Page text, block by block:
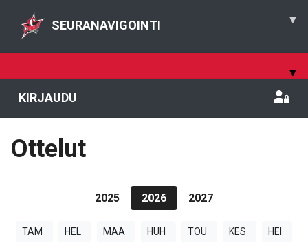
SEURANAVIGOINTI ▾
▾
KIRJAUDU
Ottelut
2025 2026 2027
TAM HEL MAA HUH TOU KES HEI